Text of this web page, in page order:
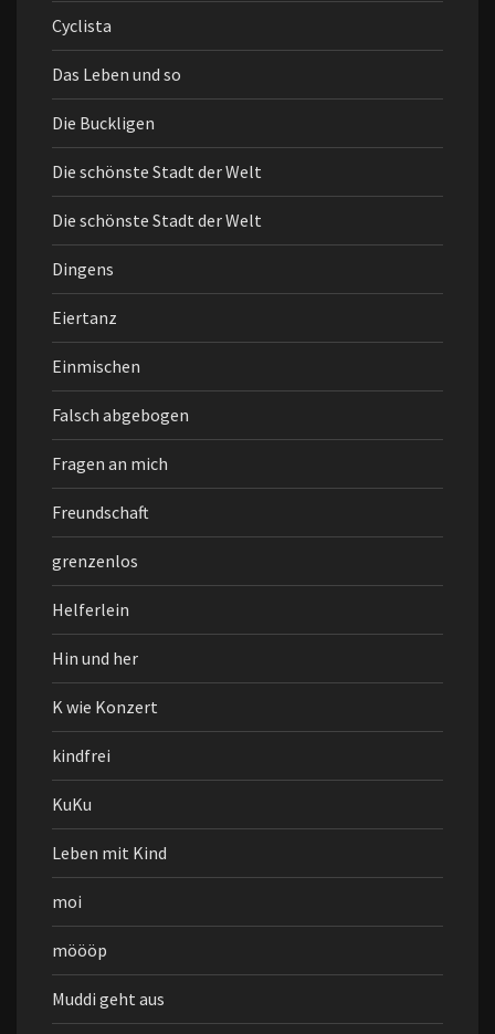
Cyclista
Das Leben und so
Die Buckligen
Die schönste Stadt der Welt
Die schönste Stadt der Welt
Dingens
Eiertanz
Einmischen
Falsch abgebogen
Fragen an mich
Freundschaft
grenzenlos
Helferlein
Hin und her
K wie Konzert
kindfrei
KuKu
Leben mit Kind
moi
möööp
Muddi geht aus